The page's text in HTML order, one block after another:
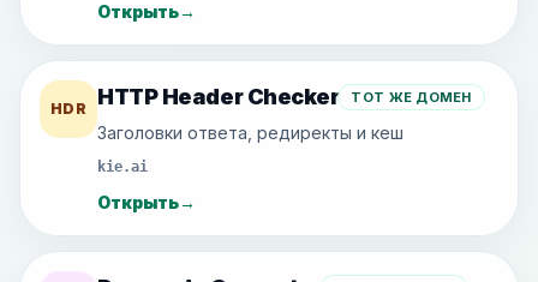
Открыть→
HDR HTTP Header Checker ТОТ ЖЕ ДОМЕН
Заголовки ответа, редиректы и кеш
kie.ai
Открыть→